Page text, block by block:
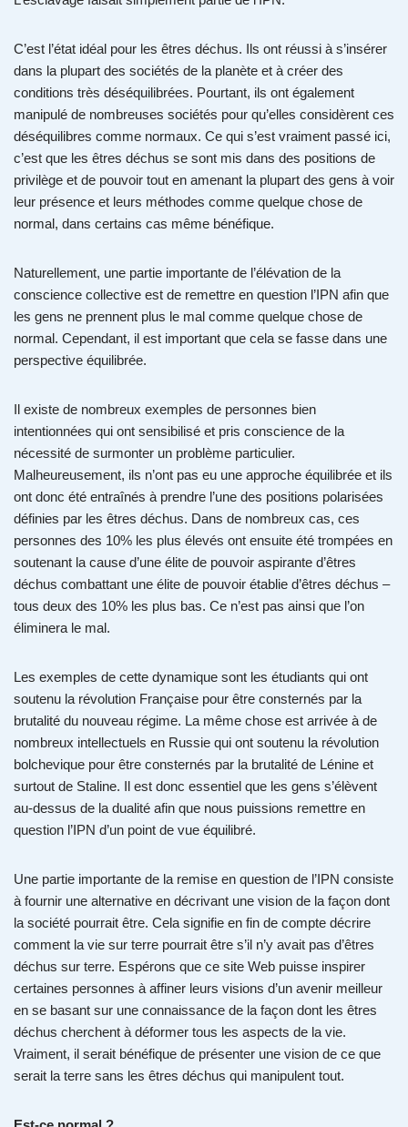
C’est l’état idéal pour les êtres déchus. Ils ont réussi à s’insérer
dans la plupart des sociétés de la planète et à créer des
conditions très déséquilibrées. Pourtant, ils ont également
manipulé de nombreuses sociétés pour qu’elles considèrent ces
déséquilibres comme normaux. Ce qui s’est vraiment passé ici,
c’est que les êtres déchus se sont mis dans des positions de
privilège et de pouvoir tout en amenant la plupart des gens à voir
leur présence et leurs méthodes comme quelque chose de
normal, dans certains cas même bénéfique.
Naturellement, une partie importante de l’élévation de la
conscience collective est de remettre en question l’IPN afin que
les gens ne prennent plus le mal comme quelque chose de
normal. Cependant, il est important que cela se fasse dans une
perspective équilibrée.
Il existe de nombreux exemples de personnes bien
intentionnées qui ont sensibilisé et pris conscience de la
nécessité de surmonter un problème particulier.
Malheureusement, ils n’ont pas eu une approche équilibrée et ils
ont donc été entraînés à prendre l’une des positions polarisées
définies par les êtres déchus. Dans de nombreux cas, ces
personnes des 10% les plus élevés ont ensuite été trompées en
soutenant la cause d’une élite de pouvoir aspirante d’êtres
déchus combattant une élite de pouvoir établie d’êtres déchus –
tous deux des 10% les plus bas. Ce n’est pas ainsi que l’on
éliminera le mal.
Les exemples de cette dynamique sont les étudiants qui ont
soutenu la révolution Française pour être consternés par la
brutalité du nouveau régime. La même chose est arrivée à de
nombreux intellectuels en Russie qui ont soutenu la révolution
bolchevique pour être consternés par la brutalité de Lénine et
surtout de Staline. Il est donc essentiel que les gens s’élèvent
au-dessus de la dualité afin que nous puissions remettre en
question l’IPN d’un point de vue équilibré.
Une partie importante de la remise en question de l’IPN consiste
à fournir une alternative en décrivant une vision de la façon dont
la société pourrait être. Cela signifie en fin de compte décrire
comment la vie sur terre pourrait être s’il n’y avait pas d’êtres
déchus sur terre. Espérons que ce site Web puisse inspirer
certaines personnes à affiner leurs visions d’un avenir meilleur
en se basant sur une connaissance de la façon dont les êtres
déchus cherchent à déformer tous les aspects de la vie.
Vraiment, il serait bénéfique de présenter une vision de ce que
serait la terre sans les êtres déchus qui manipulent tout.